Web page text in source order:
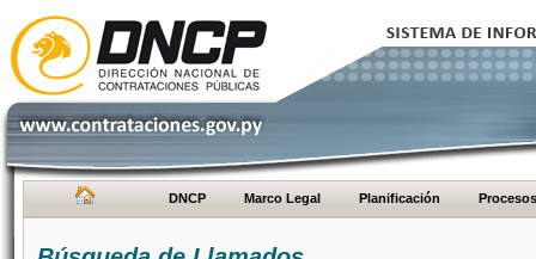
DNCP Marco Legal Planificación Procesos